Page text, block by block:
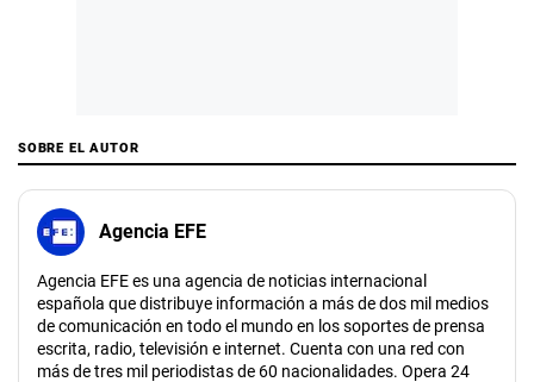
SOBRE EL AUTOR
Agencia EFE
Agencia EFE es una agencia de noticias internacional
española que distribuye información a más de dos mil medios
de comunicación en todo el mundo en los soportes de prensa
escrita, radio, televisión e internet. Cuenta con una red con
más de tres mil periodistas de 60 nacionalidades. Opera 24